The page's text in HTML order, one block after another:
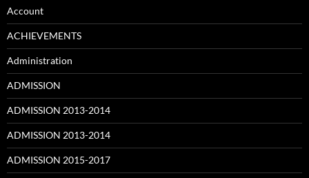
Account
ACHIEVEMENTS
Administration
ADMISSION
ADMISSION 2013-2014
ADMISSION 2013-2014
ADMISSION 2015-2017